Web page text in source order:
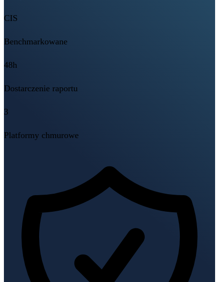
CIS
Benchmarkowane
48h
Dostarczenie raportu
3
Platformy chmurowe